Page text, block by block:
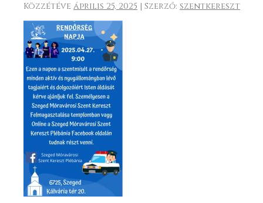
Közzétéve április 25, 2025 | Szerző: szentkereszt